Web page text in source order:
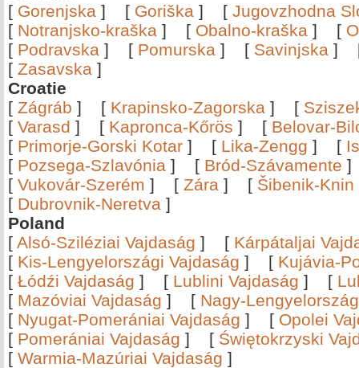
[ Gorenjska ] [ Goriška ] [ Jugovzhodna
[ Notranjsko-kraška ] [ Obalno-kraška ] [
[ Podravska ] [ Pomurska ] [ Savinjska ]
[ Zasavska ]
Croatie
[ Zágráb ] [ Krapinsko-Zagorska ] [
[ Varasd ] [ Kapronca-Kőrös ] [ Belovar-
[ Primorje-Gorski Kotar ] [ Lika-Zengg ] [
[ Pozsega-Szlavónia ] [ Bród-Szávamente
[ Vukovár-Szerém ] [ Zára ] [ Šibenik-Knin
[ Dubrovnik-Neretva ]
Poland
[ Alsó-Sziléziai Vajdaság ] [ Kárpátaljai
[ Kis-Lengyelországi Vajdaság ] [ Kujávia-
[ Łódźi Vajdaság ] [ Lublini Vajdaság ] [
[ Mazóviai Vajdaság ] [ Nagy-
[ Nyugat-Pomerániai Vajdaság ] [ Opolei
[ Pomerániai Vajdaság ] [ Świętokrzyski
[ Warmia-Mazúriai Vajdaság ]